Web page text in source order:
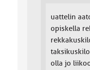
uattelin
opiskella
olla jo